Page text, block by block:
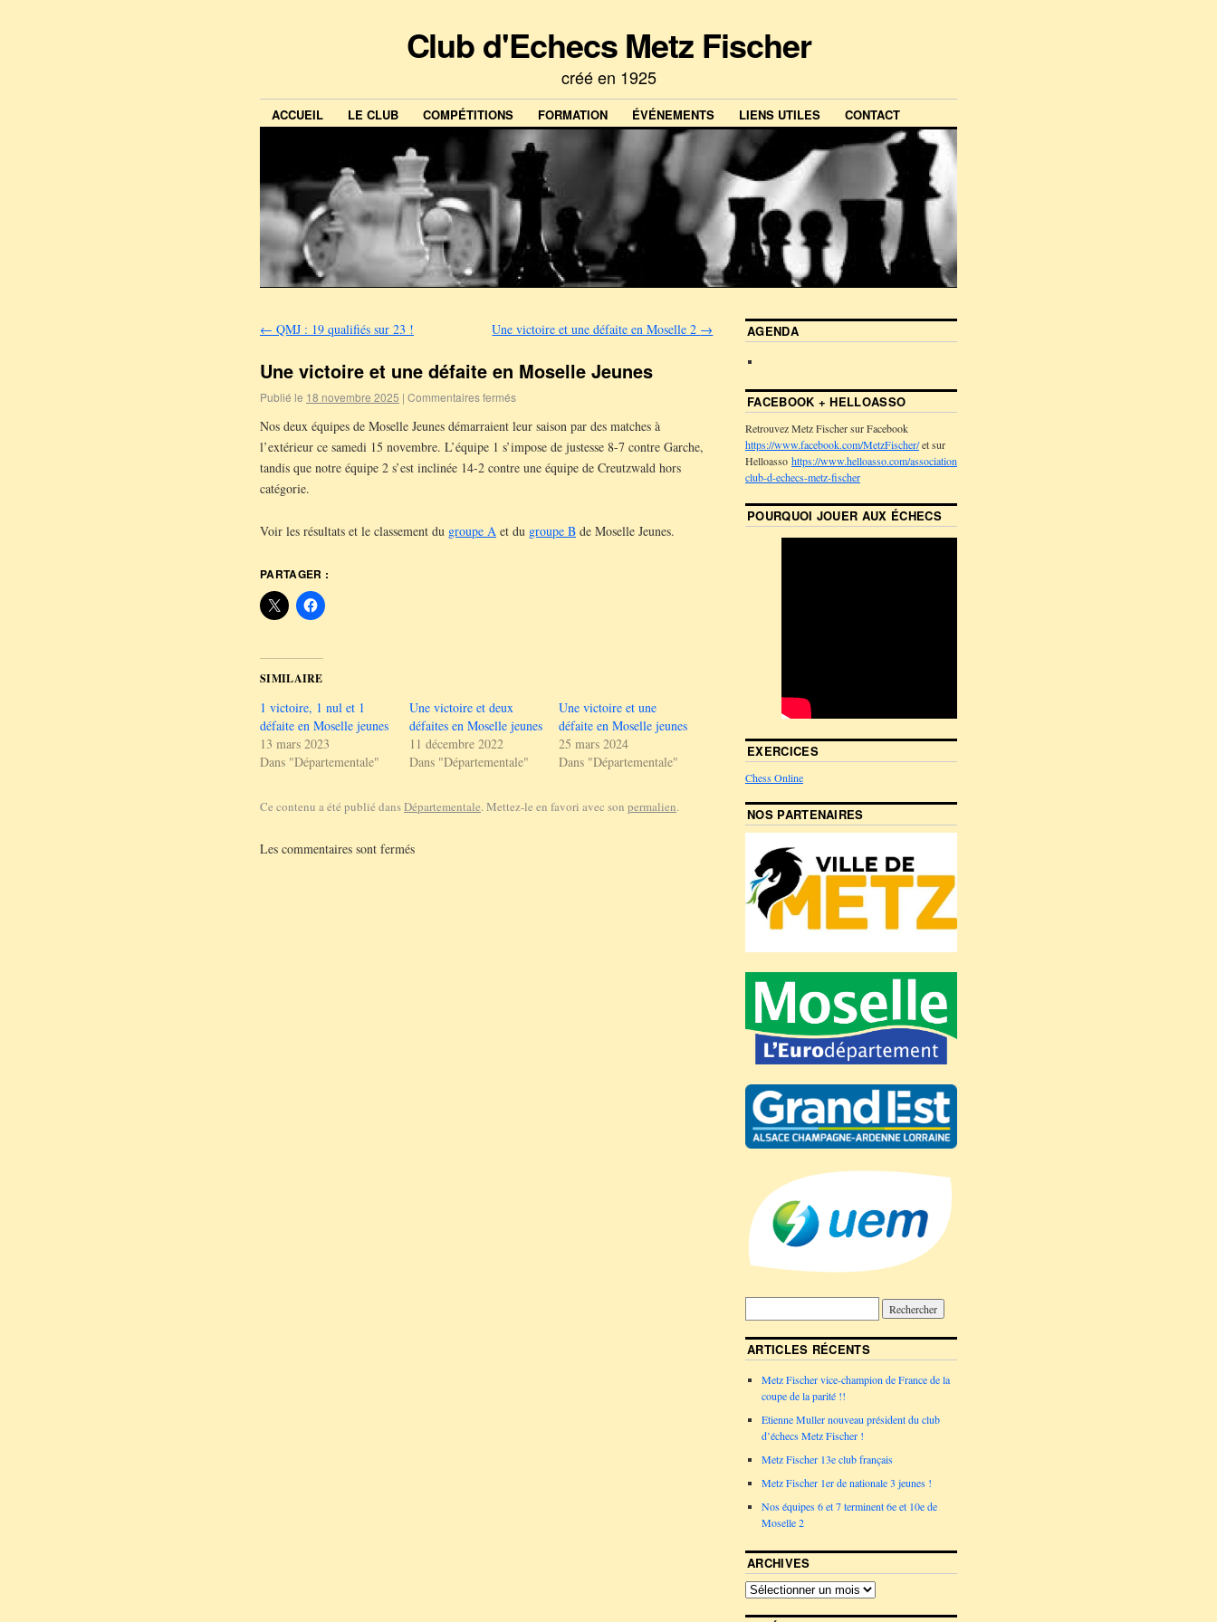
Club d'Echecs Metz Fischer
créé en 1925
ACCUEIL LE CLUB COMPÉTITIONS FORMATION ÉVÉNEMENTS LIENS UTILES CONTACT
← QMJ : 19 qualifiés sur 23 ! Une victoire et une défaite en Moselle 2 →
Une victoire et une défaite en Moselle Jeunes
Publié le 18 novembre 2025 | Commentaires fermés
Nos deux équipes de Moselle Jeunes démarraient leur saison par des matches à
l’extérieur ce samedi 15 novembre. L’équipe 1 s’impose de justesse 8-7 contre Garche,
tandis que notre équipe 2 s’est inclinée 14-2 contre une équipe de Creutzwald hors
catégorie.
Voir les résultats et le classement du groupe A et du groupe B de Moselle Jeunes.
PARTAGER :
SIMILAIRE
1 victoire, 1 nul et 1
défaite en Moselle jeunes
13 mars 2023
Dans "Départementale"
Une victoire et deux
défaites en Moselle jeunes
11 décembre 2022
Dans "Départementale"
Une victoire et une
défaite en Moselle jeunes
25 mars 2024
Dans "Départementale"
Ce contenu a été publié dansDépartementale. Mettez-le en favori avec son permalien.
Les commentaires sont fermés
AGENDA
FACEBOOK + HELLOASSO
Retrouvez Metz Fischer sur Facebook
https://www.facebook.com/MetzFischer/et sur
Helloasso https://www.helloasso.com/associations/association-
club-d-echecs-metz-fischer
POURQUOI JOUER AUX ÉCHECS
EXERCICES
Chess Online
NOS PARTENAIRES
ARTICLES RÉCENTS
Metz Fischer vice-champion de France de la
coupe de la parité !!
Etienne Muller nouveau président du club
d’échecs Metz Fischer !
Metz Fischer 13e club français
Metz Fischer 1er de nationale 3 jeunes !
Nos équipes 6 et 7 terminent 6e et 10e de
Moselle 2
ARCHIVES